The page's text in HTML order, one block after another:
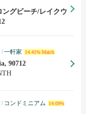
ングビーチ/レイクウ
きコミュニティ ◉
ウス◉家具付き個室
/一軒家 14.41% Match
90712
/ コンドミニアム
14.09%